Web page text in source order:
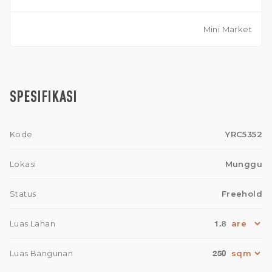
Mini Market
SPESIFIKASI
Kode YRC5352
Lokasi Munggu
Status Freehold
Luas Lahan 1.8
Luas Bangunan 250